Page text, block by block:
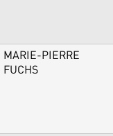
MARIE-PIERRE
FUCHS